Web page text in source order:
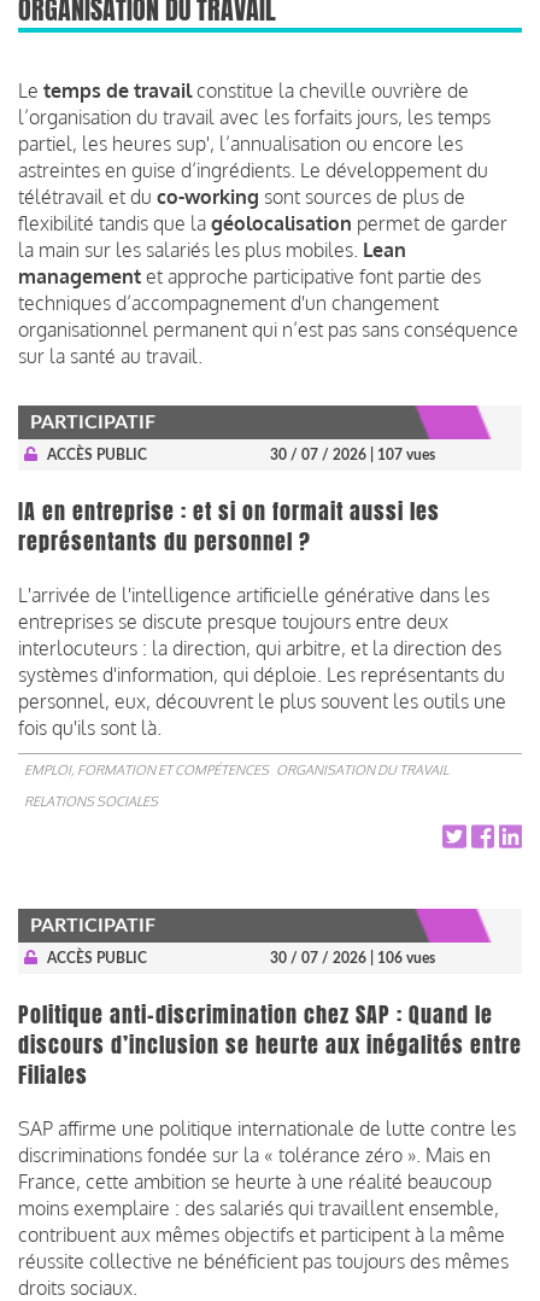
ORGANISATION DU TRAVAIL
Le temps de travailconstitue la cheville ouvrière de
l’organisation du travail avec les forfaits jours, les temps
partiel, les heures sup', l’annualisation ou encore les
astreintes en guise d’ingrédients. Le développement du
télétravail et du co-working sont sources de plus de
flexibilité tandis que la géolocalisation permet de garder
la main sur les salariés les plus mobiles. Lean
management et approche participative font partie des
techniques d’accompagnement d'un changement
organisationnel permanent qui n’est pas sans conséquence
sur la santé au travail.
PARTICIPATIF
ACCÈS PUBLIC 30 / 07 / 2026 | 107 vues
IA en entreprise : et si on formait aussi les
représentants du personnel ?
L'arrivée de l'intelligence artificielle générative dans les
entreprises se discute presque toujours entre deux
interlocuteurs : la direction, qui arbitre, et la direction des
systèmes d'information, qui déploie. Les représentants du
personnel, eux, découvrent le plus souvent les outils une
fois qu'ils sont là.
EMPLOI, FORMATION ET COMPÉTENCES ORGANISATION DU TRAVAIL
RELATIONS SOCIALES
PARTICIPATIF
ACCÈS PUBLIC 30 / 07 / 2026 | 106 vues
Politique anti-discrimination chez SAP : Quand le
discours d’inclusion se heurte aux inégalités entre
Filiales
SAP affirme une politique internationale de lutte contre les
discriminations fondée sur la « tolérance zéro ». Mais en
France, cette ambition se heurte à une réalité beaucoup
moins exemplaire : des salariés qui travaillent ensemble,
contribuent aux mêmes objectifs et participent à la même
réussite collective ne bénéficient pas toujours des mêmes
droits sociaux.